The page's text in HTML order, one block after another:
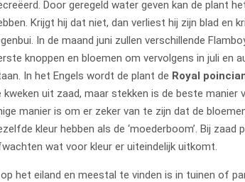
Door geregeld water geven kan de plant
Krijgt hij dat niet, dan verliest hij zijn blad en
In de maand juni zullen verschillende
knoppen en bloemen om vervolgens in juli en
In het Engels wordt de plant de Royal
kweken uit zaad, maar stekken is de beste manier
manier is om er zeker van te zijn dat de
kleur hebben als de ‘moederboom’. Bij
wat voor kleur er uiteindelijk uitkomt.
het eiland en meestal te vinden is in tuinen of